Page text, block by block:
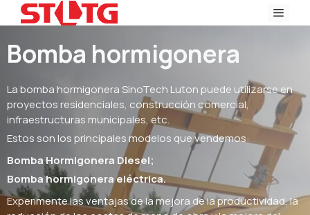
Bomba hormigonera
La bomba hormigonera SinoTech Luton puede utilizarse en
proyectos residenciales, construcción comercial,
infraestructuras municipales, etc.
Estos son los principales modelos que vendemos:
Bomba Hormigonera Diesel;
Bomba hormigonera eléctrica.
Experimente las ventajas de la mejora de la productividad, la